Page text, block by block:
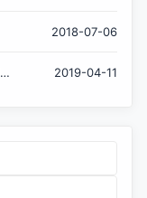
2018-07-06
2019-04-11